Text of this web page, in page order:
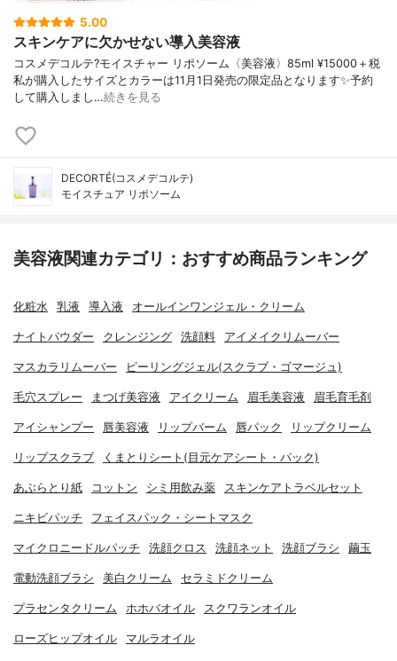
5.00
スキンケアに欠かせない導入美容液
コスメデコルテ?モイスチャー リポソーム〈美容液〉85ml ¥15000＋税
私が購入したサイズとカラーは11月1日発売の限定品となります✨予約
して購入しまし…続きを見る
DECORTÉ(コスメデコルテ)
モイスチュア リポソーム
美容液関連カテゴリ：おすすめ商品ランキング
化粧水 乳液 導入液 オールインワンジェル・クリーム
ナイトパウダー クレンジング 洗顔料 アイメイクリムーバー
マスカラリムーバー ピーリングジェル(スクラブ・ゴマージュ)
毛穴スプレー まつげ美容液 アイクリーム 眉毛美容液 眉毛育毛剤
アイシャンプー 唇美容液 リップバーム 唇パック リップクリーム
リップスクラブ くまとりシート(目元ケアシート・パック)
あぶらとり紙 コットン シミ用飲み薬 スキンケアトラベルセット
ニキビパッチ フェイスパック・シートマスク
マイクロニードルパッチ 洗顔クロス 洗顔ネット 洗顔ブラシ 繭玉
電動洗顔ブラシ 美白クリーム セラミドクリーム
プラセンタクリーム ホホバオイル スクワランオイル
ローズヒップオイル マルラオイル